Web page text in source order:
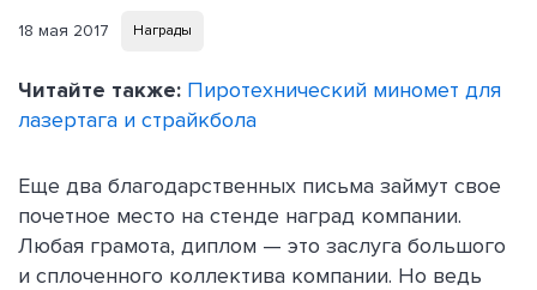
18 мая 2017 Награды
Читайте также: Пиротехнический миномет для
лазертага и страйкбола
Еще два благодарственных письма займут свое
почетное место на стенде наград компании.
Любая грамота, диплом — это заслуга большого
и сплоченного коллектива компании. Но ведь